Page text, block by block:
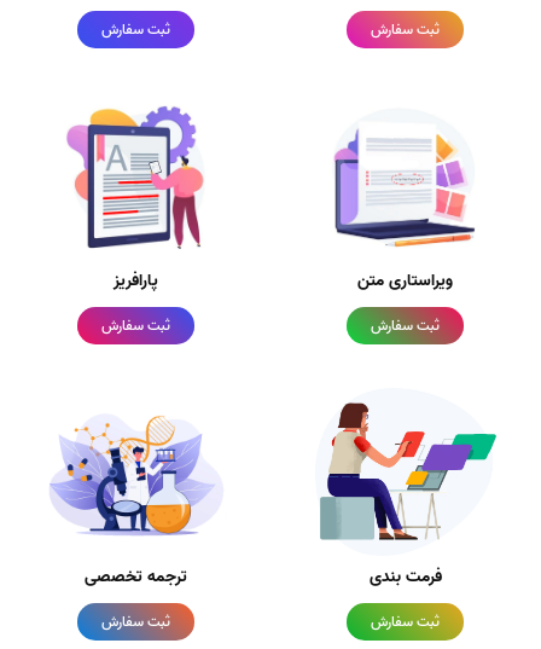
ثبت سفارش ثبت سفارش
ویراستاری متن
ثبت سفارش
پارافریز
ثبت سفارش
فرمت بندی
ثبت سفارش
ترجمه تخصصی
ثبت سفارش